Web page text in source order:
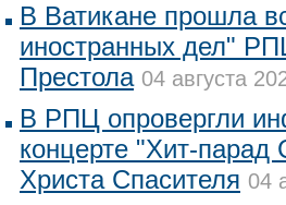
В Ватикане прошла
иностранных дел"
Престола 04 августа
В РПЦ опровергли
концерте "Хит-
Христа Спасителя 04